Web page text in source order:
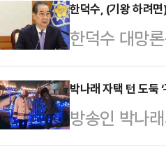
사10-1부(부
의처벌등에
6년을 선고한
했다.A씨는
여성과 성관
한덕수, (기왕 하려
한덕수 대망
출마 움직임
양지에서만
돌팔매를 맞
박나래 자택 턴 도둑
방송인 박나